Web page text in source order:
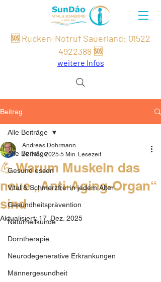
🆘 Rücken-Notruf Sauerland: 01522
4922388 🆘
weitere Infos
Beitrag
Alle Beiträge
Gesund essen
Vital & Schmerzfrei in jedem Alter
Gesundheitsprävention
Naturheilkunde
Dorntherapie
Neurodegenerative Erkrankungen
Männergesundheit
Alle Beiträge
💪 Warum Muskeln das
neue „Anti-Aging-Organ“
sind
Andreas Dohrmann
22. Nov. 2025 5 Min. Lesezeit
Aktualisiert:17. Dez. 2025